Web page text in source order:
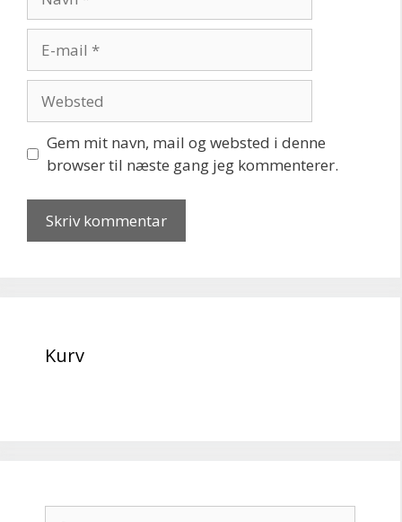
mail
Gem mit navn, mail og websted i denne
browser til næste gang jeg kommenterer.
Kurv